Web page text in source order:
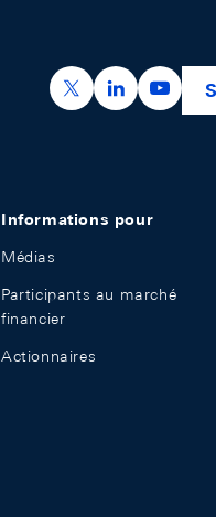
https://x.com/
https://
Informations pour
Médias
Participants au marché
financier
Actionnaires